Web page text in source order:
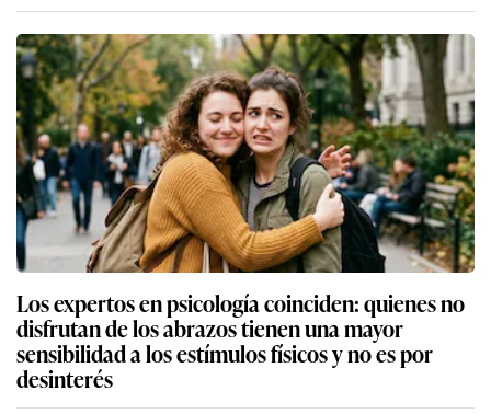
Los expertos en psicología coinciden: quienes no
disfrutan de los abrazos tienen una mayor
sensibilidad a los estímulos físicos y no es por
desinterés